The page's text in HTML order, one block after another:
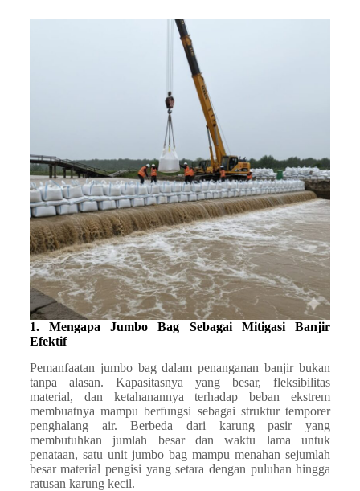
1. Mengapa Jumbo Bag Sebagai Mitigasi Banjir
Efektif
Pemanfaatan jumbo bag dalam penanganan banjir bukan
tanpa alasan. Kapasitasnya yang besar, fleksibilitas
material, dan ketahanannya terhadap beban ekstrem
membuatnya mampu berfungsi sebagai struktur temporer
penghalang air. Berbeda dari karung pasir yang
membutuhkan jumlah besar dan waktu lama untuk
penataan, satu unit jumbo bag mampu menahan sejumlah
besar material pengisi yang setara dengan puluhan hingga
ratusan karung kecil.